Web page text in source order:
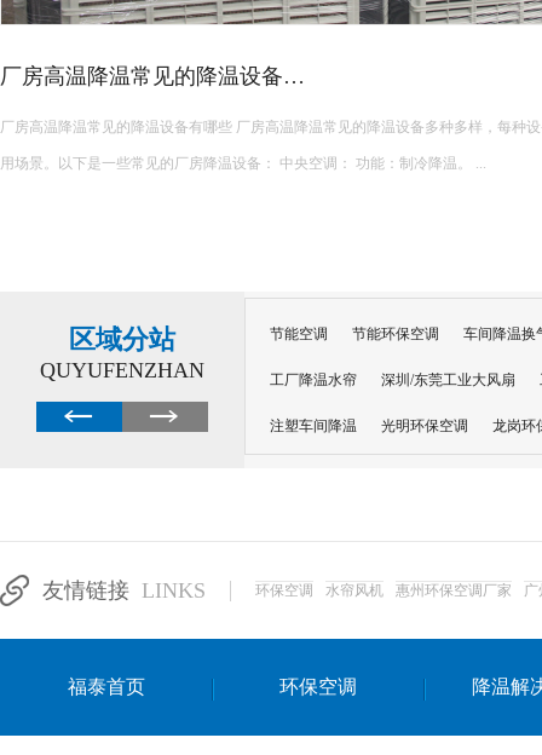
皮革车间降温措施有哪些？
皮革车间使用蒸发冷空调的降温措施及相关要点如下： 设备选型 根据面积：如果车间面积较小，如 200 平方
米以下，可选择单台小型蒸发冷空调。若车间面积较大，如 1000 平方米以上，可能
区域分站
QUYUFENZHAN
节能空调 节能环保空调 车间降温换
工厂降温水帘 深圳/东莞工业大风扇
注塑车间降温 光明环保空调 龙岗环
达州工业省电安装
友情链接 LINKS 环保空调 水帘风机 惠州环保空调厂家 广
福泰首页 环保空调 降温解